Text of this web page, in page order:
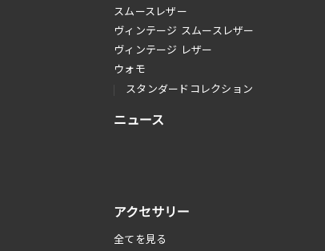
スムースレザー
ヴィンテージ スムースレザー
ヴィンテージ レザー
ウォモ
スタンダードコレクション
ニュース
アクセサリー
全てを見る